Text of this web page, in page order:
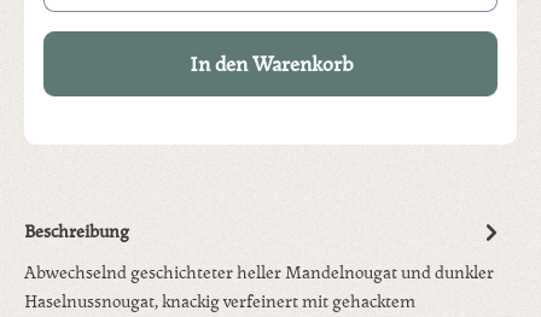
In den Warenkorb
Beschreibung
Abwechselnd geschichteter heller Mandelnougat und dunkler
Haselnussnougat, knackig verfeinert mit gehacktem